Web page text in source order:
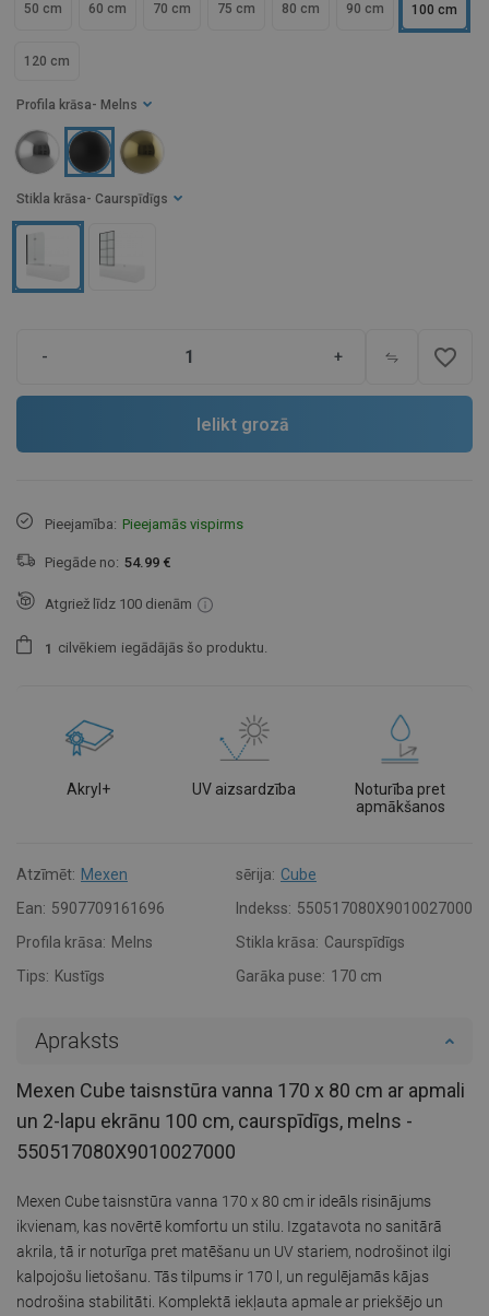
Stikla krāsa - Caurspīdīgs
Profila krāsa - Melns
50 cm 60 cm 70 cm 75 cm 80 cm 90 cm 100 cm
120 cm
- + favorite_border
Ielikt grozā
Pieejamība: Pieejamās vispirms
Piegāde no: 54.99 €
Atgriež līdz 100 dienām
1 cilvēkiem iegādājās šo produktu.
Akryl+ UV aizsardzība
Noturība pret
apmākšanos
Atzīmēt: Mexen sērija: Cube
Ean: 5907709161696 Indekss: 550517080X9010027000
Profila krāsa: Melns Stikla krāsa: Caurspīdīgs
Tips: Kustīgs Garāka puse: 170 cm
Apraksts
Mexen Cube taisnstūra vanna 170 x 80 cm ar apmali
un 2-lapu ekrānu 100 cm, caurspīdīgs, melns -
550517080X9010027000
Mexen Cube taisnstūra vanna 170 x 80 cm ir ideāls risinājums
ikvienam, kas novērtē komfortu un stilu. Izgatavota no sanitārā
akrila, tā ir noturīga pret matēšanu un UV stariem, nodrošinot ilgi
kalpojošu lietošanu. Tās tilpums ir 170 l, un regulējamās kājas
nodrošina stabilitāti. Komplektā iekļauta apmale ar priekšējo un